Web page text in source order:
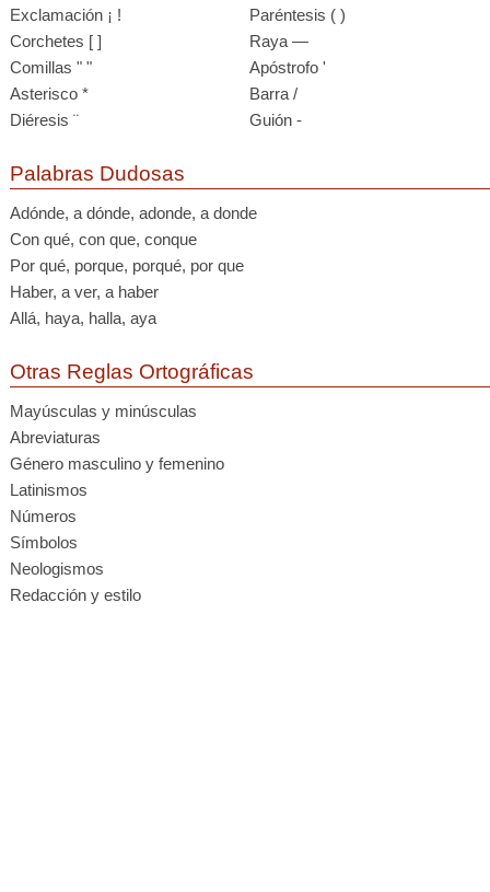
Exclamación ¡ !
Paréntesis ( )
Corchetes [ ]
Raya —
Comillas " "
Apóstrofo '
Asterisco *
Barra /
Diéresis ¨
Guión -
Palabras Dudosas
Adónde, a dónde, adonde, a donde
Con qué, con que, conque
Por qué, porque, porqué, por que
Haber, a ver, a haber
Allá, haya, halla, aya
Otras Reglas Ortográficas
Mayúsculas y minúsculas
Abreviaturas
Género masculino y femenino
Latinismos
Números
Símbolos
Neologismos
Redacción y estilo